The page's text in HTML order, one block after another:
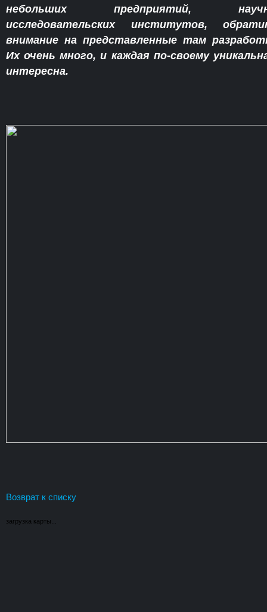
небольших предприятий,
исследовательских институтов,
внимание на представленные там
Их очень много, и каждая по-своему
интересна.
Возврат к списку
загрузка карты...